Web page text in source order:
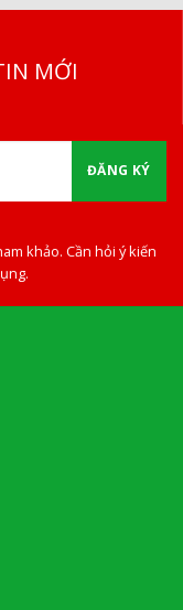
MỚI
ĐĂNG KÝ
khảo. Cần hỏi ý kiến